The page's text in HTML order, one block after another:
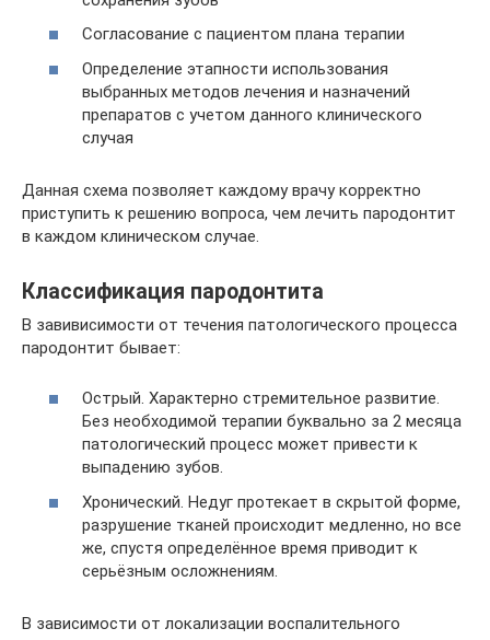
Согласование с пациентом плана терапии
Определение этапности использования
выбранных методов лечения и назначений
препаратов с учетом данного клинического
случая
Данная схема позволяет каждому врачу корректно
приступить к решению вопроса, чем лечить пародонтит
в каждом клиническом случае.
Классификация пародонтита
В завивисимости от течения патологического процесса
пародонтит бывает:
Острый. Характерно стремительное развитие.
Без необходимой терапии буквально за 2 месяца
патологический процесс может привести к
выпадению зубов.
Хронический. Недуг протекает в скрытой форме,
разрушение тканей происходит медленно, но все
же, спустя определённое время приводит к
серьёзным осложнениям.
В зависимости от локализации воспалительного